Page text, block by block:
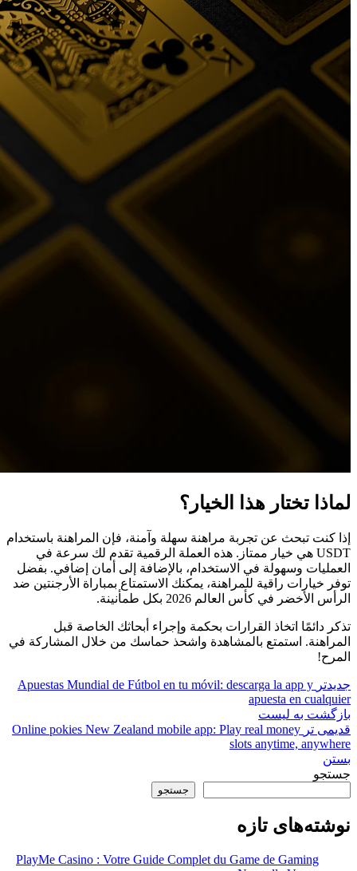
لماذا تختار هذا الخيار؟
إذا كنت تبحث عن تجربة مراهنة سهلة وآمنة، فإن المراهنة باستخدام
USDT هي خيار ممتاز. هذه العملة الرقمية تقدم لك سرعة في
العمليات وسهولة في الاستخدام، بالإضافة إلى أمان إضافي. بفضل
توفر خيارات راقية للمراهنة، يمكنك الاستمتاع بمباراة الأرجنتين ضد
الرأس الأخضر في كأس العالم 2026 بكل طمأنينة.
تذكر دائمًا اتخاذ القرارات بحكمة وإجراء أبحاثك الخاصة قبل
المراهنة. استمتع بالمشاهدة واشحذ حماسك من خلال المشاركة في
المرح!
جدیدتر Apuestas Mundial de Fútbol en tu móvil: descarga la app y
apuesta en cualquier
بازگشت به لیست
قدیمی تر Online pokies New Zealand mobile app: Play real money
slots anytime, anywhere
بستن
جستجو
جستجو
نوشته‌های تازه
PlayMe Casino : Votre Guide Complet du Game de Gaming